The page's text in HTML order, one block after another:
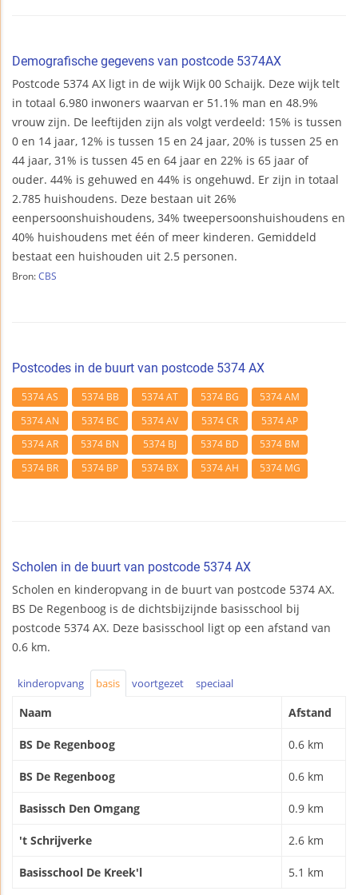
Demografische gegevens van postcode 5374AX
Postcode 5374 AX ligt in de wijk Wijk 00 Schaijk. Deze wijk telt
in totaal 6.980 inwoners waarvan er 51.1% man en 48.9%
vrouw zijn. De leeftijden zijn als volgt verdeeld: 15% is tussen
0 en 14 jaar, 12% is tussen 15 en 24 jaar, 20% is tussen 25 en
44 jaar, 31% is tussen 45 en 64 jaar en 22% is 65 jaar of
ouder. 44% is gehuwed en 44% is ongehuwd. Er zijn in totaal
2.785 huishoudens. Deze bestaan uit 26%
eenpersoonshuishoudens, 34% tweepersoonshuishoudens en
40% huishoudens met één of meer kinderen. Gemiddeld
bestaat een huishouden uit 2.5 personen.
Bron: CBS
Postcodes in de buurt van postcode 5374 AX
5374 AS 5374 BB 5374 AT 5374 BG
5374 AM
5374 AN
5374 BC 5374 AV 5374 CR
5374 AP
5374 AR
5374 BN 5374 BJ 5374 BD
5374 BM
5374 BR
5374 BP 5374 BX 5374 AH 5374 MG
Scholen in de buurt van postcode 5374 AX
Scholen en kinderopvang in de buurt van postcode 5374 AX.
BS De Regenboog is de dichtsbijzijnde basisschool bij
postcode 5374 AX. Deze basisschool ligt op een afstand van
0.6 km.
kinderopvang basis voortgezet speciaal
Naam Afstand
BS De Regenboog 0.6 km
BS De Regenboog 0.6 km
Basissch Den Omgang 0.9 km
't Schrijverke 2.6 km
Basisschool De Kreek'l 5.1 km